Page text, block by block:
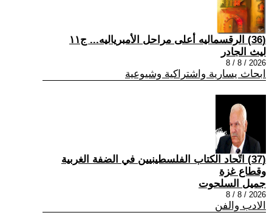
(36) الرقسماليه أعلى مراحل الأمبرياليه... ج١١
ليث الجادر
2026 / 8 / 8
ابحاث يسارية واشتراكية وشيوعية
(37) اتّحاد الكتاب الفلسطينيين في الضفة الغربية
وقطاع غزة
جميل السلحوت
2026 / 8 / 8
الادب والفن